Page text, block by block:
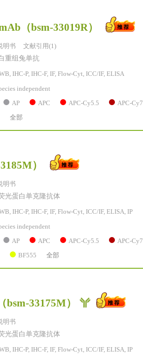
（bsm-33019R）
明书 文献引用(1)
重组兔单抗
IHC-P, IHC-F, IF, Flow-Cyt, ICC/IF, ELISA
independent
AP APC APC-Cy5.5 APC-Cy7
全部
）
明书
光蛋白单克隆抗体
IHC-P, IHC-F, IF, Flow-Cyt, ICC/IF, ELISA, IP
independent
AP APC APC-Cy5.5 APC-Cy7
BF555 全部
（bsm-33175M）
明书
光蛋白单克隆抗体
IHC-P, IHC-F, IF, Flow-Cyt, ICC/IF, ELISA, IP